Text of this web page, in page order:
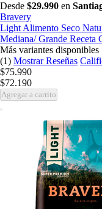
Desde $29.990 en
Bravery
Light Alimento Seco
Mediana/ Grande Receta
Más variantes disponibles
(1) Mostrar Reseñas
$75.990
$72.190
Agregar a carrito